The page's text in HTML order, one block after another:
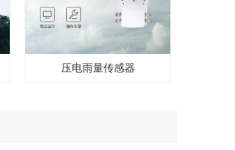
压电雨量传感器